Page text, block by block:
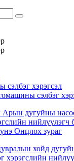
сэлбэг хэрэгсэл
сэлбэг